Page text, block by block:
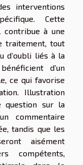
interventions
Cette
à une
traitement, tout
d’oubli liés à la
d’un
ce qui favorise
Illustration
question sur la
commentaire
tandis que les
aisément
compétents,